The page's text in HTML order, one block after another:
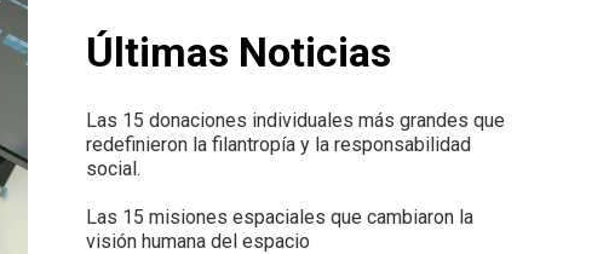
Últimas Noticias
Las 15 donaciones individuales más grandes que
redefinieron la filantropía y la responsabilidad
social.
Las 15 misiones espaciales que cambiaron la
visión humana del espacio